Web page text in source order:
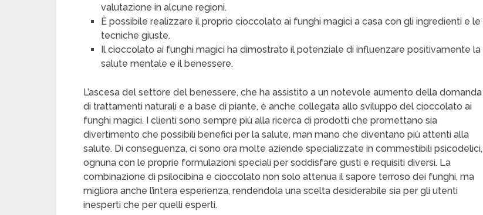
valutazione in alcune regioni.
È possibile realizzare il proprio cioccolato ai funghi magici a casa con gli ingredienti e le
tecniche giuste.
Il cioccolato ai funghi magici ha dimostrato il potenziale di influenzare positivamente la
salute mentale e il benessere.
L’ascesa del settore del benessere, che ha assistito a un notevole aumento della domanda
di trattamenti naturali e a base di piante, è anche collegata allo sviluppo del cioccolato ai
funghi magici. I clienti sono sempre più alla ricerca di prodotti che promettano sia
divertimento che possibili benefici per la salute, man mano che diventano più attenti alla
salute. Di conseguenza, ci sono ora molte aziende specializzate in commestibili psicodelici,
ognuna con le proprie formulazioni speciali per soddisfare gusti e requisiti diversi. La
combinazione di psilocibina e cioccolato non solo attenua il sapore terroso dei funghi, ma
migliora anche l’intera esperienza, rendendola una scelta desiderabile sia per gli utenti
inesperti che per quelli esperti.